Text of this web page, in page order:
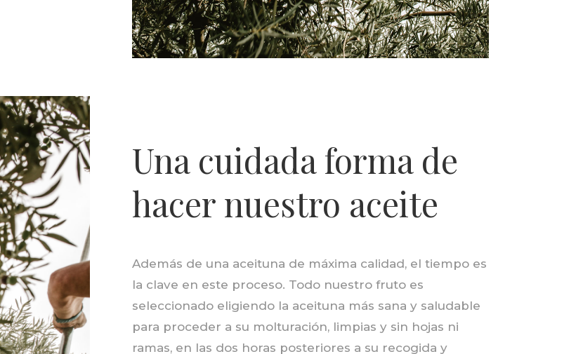
Una cuidada forma de
hacer nuestro aceite
Además de una aceituna de máxima calidad, el tiempo es
la clave en este proceso. Todo nuestro fruto es
seleccionado eligiendo la aceituna más sana y saludable
para proceder a su molturación, limpias y sin hojas ni
ramas, en las dos horas posteriores a su recogida y